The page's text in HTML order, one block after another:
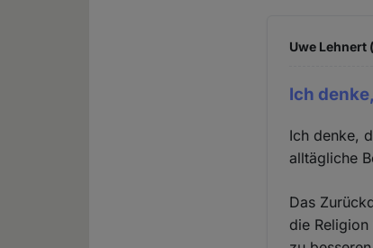
Uwe
Ich
Ich denke,
alltägliche
Das
die